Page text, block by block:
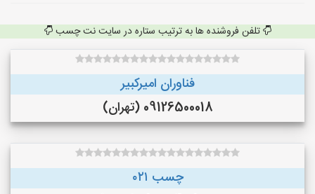
تلفن فروشنده ها به ترتیب ستاره در سایت نت چسب
فناوران امیرکبیر
09126500018 (تهران)
چسب ۰۲۱